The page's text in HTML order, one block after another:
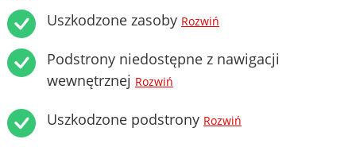
Uszkodzone zasoby Rozwiń
Podstrony niedostępne z nawigacji
wewnętrznej Rozwiń
Uszkodzone podstrony Rozwiń